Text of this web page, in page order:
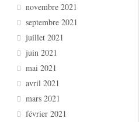
novembre 2021
septembre 2021
juillet 2021
juin 2021
mai 2021
avril 2021
mars 2021
février 2021